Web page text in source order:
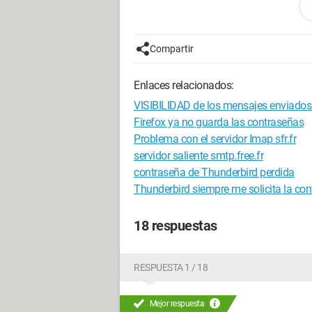
Ya me había sucedido esto antes, y el
nada en comparación con cuando
--
Si no hay solución, no hay problema
Compartir
Enlaces relacionados:
VISIBILIDAD de los mensajes
Firefox ya no guarda las contraseñas
Problema con el servidor Imap sfr.fr
servidor saliente smtp.free.fr
contraseña de Thunderbird perdida
Thunderbird siempre me solicita la
18 respuestas
RESPUESTA 1 / 18
Mejor respuesta